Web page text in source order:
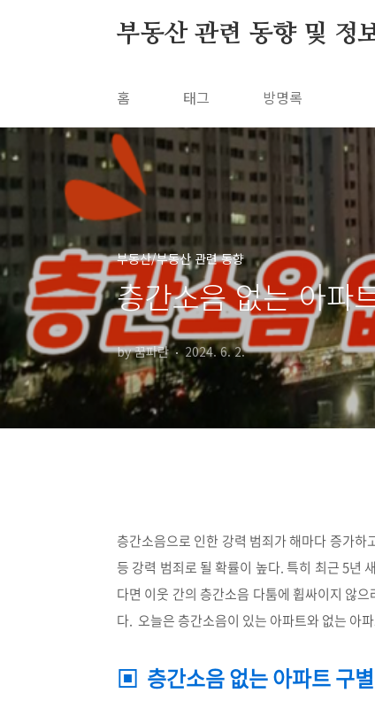
부동산 관련 동향 및 정
홈 태그 방명록
부동산/부동산 관련 동향
층간소음 없는 아파
by 꿈파란 2024. 6. 2.
층간소음으로 인한 강력 범죄가 해마다 증가
등 강력 범죄로 될 확률이 높다. 특히 최근 5년
다면 이웃 간의 층간소음 다툼에 휩싸이지 않
다. 오늘은 층간소음이 있는 아파트와 없는 아
▣ 층간소음 없는 아파트 구별